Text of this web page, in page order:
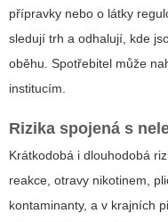
přípravky nebo o látky
sledují trh a odhalují, kde
oběhu. Spotřebitel může
institucím.
Rizika spojená s
Krátkodobá i dlouhodobá
reakce, otravy nikotinem,
kontaminanty, a v krajních